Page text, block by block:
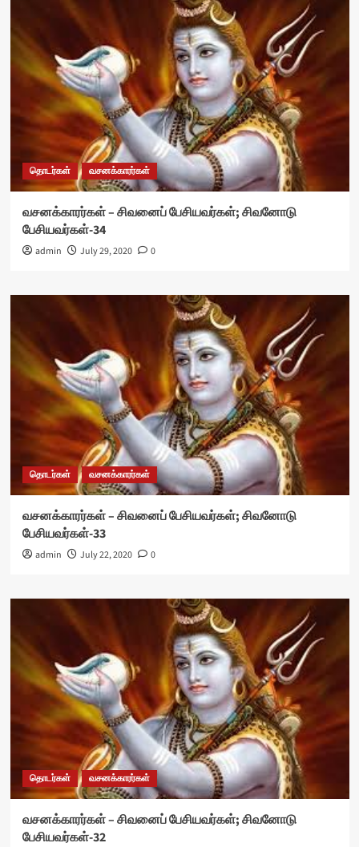
தொடர்கள் வசனக்காரர்கள்
வசனக்காரர்கள் – சிவனைப் பேசியவர்கள்; சிவனோடு
பேசியவர்கள்-34
admin July 29, 2020 0
தொடர்கள் வசனக்காரர்கள்
வசனக்காரர்கள் – சிவனைப் பேசியவர்கள்; சிவனோடு
பேசியவர்கள்-33
admin July 22, 2020 0
தொடர்கள் வசனக்காரர்கள்
வசனக்காரர்கள் – சிவனைப் பேசியவர்கள்; சிவனோடு
பேசியவர்கள்-32